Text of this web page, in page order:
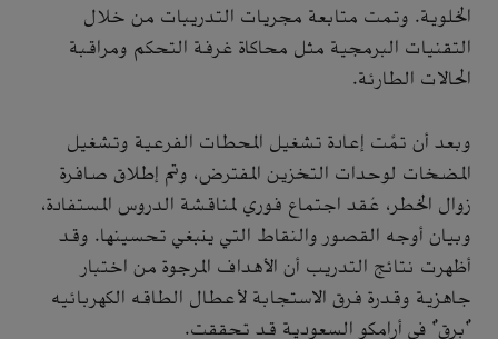
الخلوية. وتمت متابعة مجريات التدريبات من خلال
التقنيات البرمجية مثل محاكاة غرفة التحكم ومراقبة
الحالات الطارئة.
وبعد أن تمَّت إعادة تشغيل المحطات الفرعية وتشغيل
المضخات لوحدات التخزين المفترض، وتم إطلاق صافرة
زوال الخطر، عُقد اجتماع فوري لمناقشة الدروس المستفادة،
وبيان أوجه القصور والنقاط التي ينبغي تحسينها. وقد
أظهرت نتائج التدريب أن الأهداف المرجوة من اختبار
جاهزية وقدرة فرق الاستجابة لأعطال الطاقه الكهربائيه
"برق" في أرامكو السعودية قد تحققت.